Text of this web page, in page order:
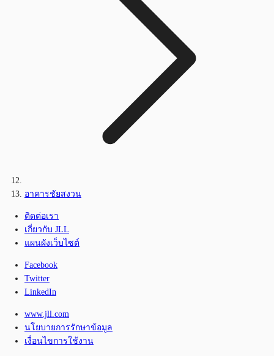
อาคารชัยสงวน
ติดต่อเรา
เกี่ยวกับ JLL
แผนผังเว็บไซต์
Facebook
Twitter
LinkedIn
www.jll.com
นโยบายการรักษาข้อมูล
เงื่อนไขการใช้งาน